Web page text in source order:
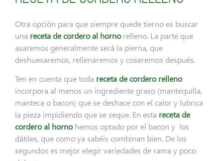
Otra opción para que siempre quede tierno es buscar
una receta de cordero al hornorelleno. La parte que
asaremos generalmente será la pierna, que
deshuesaremos, rellenaremos y coseremos después.
Ten en cuenta que toda receta de cordero relleno
incorpora al menos un ingrediente graso (mantequilla,
manteca o bacon) que se deshace con el calor y lubrica
la pieza impidiendo que se seque. En esta receta de
corderoal hornohemos optado por el bacon y los
dátiles, que como ya sabéis combinan bien. De los
segundos es mejor elegir variedades de rama y poco